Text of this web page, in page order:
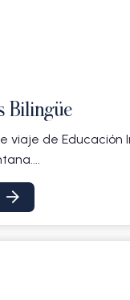
Bilingüe
viaje de Educación